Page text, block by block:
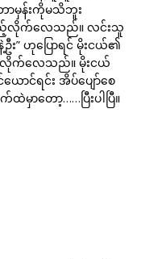
ဘာမှန်းကိုမသိဘူး
လိုက်လေသည်။ လင်းသူ
ဟုပြောရင် မိုးငယ်၏
လိုက်လေသည်။ မိုးငယ်
ောင်ရင်း အိပ်ပျော်စေ
ာတော့……ပြီးပါပြီ။